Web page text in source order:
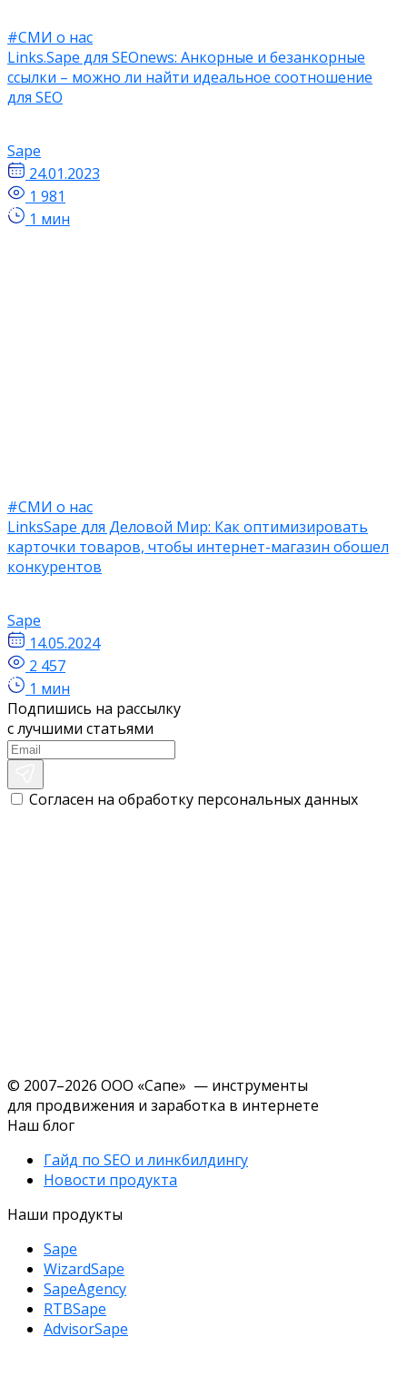
#СМИ о нас
Links.Sape для SEOnews: Анкорные и безанкорные
ссылки – можно ли найти идеальное соотношение
для SEO
Sape
24.01.2023
1 981
1 мин
#СМИ о нас
LinksSape для Деловой Мир: Как оптимизировать
карточки товаров, чтобы интернет-магазин обошел
конкурентов
Sape
14.05.2024
2 457
1 мин
Подпишись на рассылку
с лучшими статьями
Согласен на обработку персональных данных
© 2007–2026 ООО «Сапе» — инструменты
для продвижения и заработка в интернете
Наш блог
Гайд по SEO и линкбилдингу
Новости продукта
Наши продукты
Sape
WizardSape
SapeAgency
RTBSape
AdvisorSape